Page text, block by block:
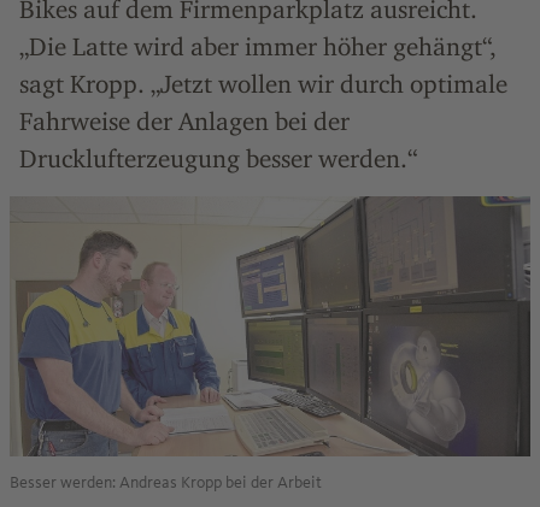
Bikes auf dem Firmenparkplatz ausreicht.
„Die Latte wird aber immer höher gehängt“,
sagt Kropp. „Jetzt wollen wir durch optimale
Fahrweise der Anlagen bei der
Drucklufterzeugung besser werden.“
Besser werden: Andreas Kropp bei der Arbeit